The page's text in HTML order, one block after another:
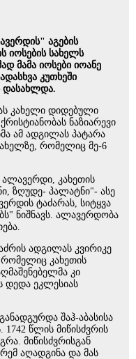
აგების
იოსების სახელს
მამა იოსები იოანე
კუთხეში
დასახლდა.
კახელი დიდებული
ნაზიარევი
ამ ადგილას პატარა
რომელიც მე-6
კახეთის
ზღუდე- პალატნი"- ასე
ტაძარას, სიტყვა
ნიშნავს. ალავერდობა
ადგილას კვირიკე
კახეთის
კი
დედა ეკლესიას
შაჰ-აბასისა
1742 წლის მიწისძვრის
მიწისძვრისგან
აღადგინა და მას